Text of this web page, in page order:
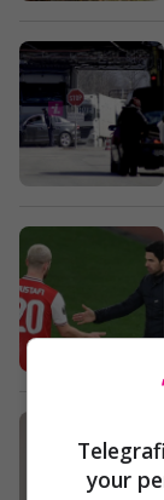
your